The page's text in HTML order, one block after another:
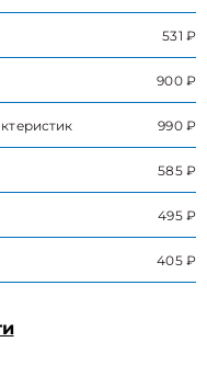
531 ₽
900 ₽
990 ₽
585 ₽
495 ₽
405 ₽